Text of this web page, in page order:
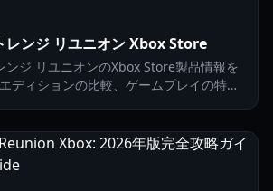
レンジ リユニオン Xbox Store
ンジ リユニオンのXbox Store製品情報を
ディションの比較、ゲームプレイの特